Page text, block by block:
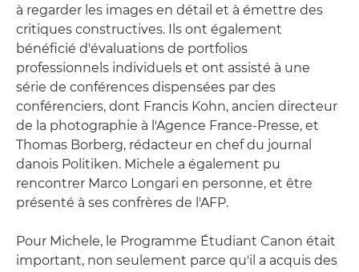
à regarder les images en détail et à émettre des
critiques constructives. Ils ont également
bénéficié d'évaluations de portfolios
professionnels individuels et ont assisté à une
série de conférences dispensées par des
conférenciers, dont Francis Kohn, ancien directeur
de la photographie à l'Agence France-Presse, et
Thomas Borberg, rédacteur en chef du journal
danois Politiken. Michele a également pu
rencontrer Marco Longari en personne, et être
présenté à ses confrères de l'AFP.
Pour Michele, le Programme Étudiant Canon était
important, non seulement parce qu'il a acquis des